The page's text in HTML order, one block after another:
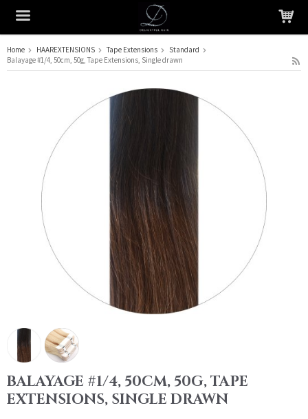
Het product is in je winkelmandje geplaatst
Home HAAREXTENSIONS Tape Extensions
Standard
Balayage #1/4, 50cm, 50g, Tape Extensions, Single drawn
BALAYAGE #1/4, 50CM, 50G, TAPE
EXTENSIONS, SINGLE DRAWN